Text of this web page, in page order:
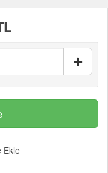
Ekle